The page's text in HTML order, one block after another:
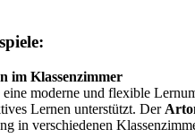
im Klassenzimmer
moderne und flexible
Lernen unterstützt. Der
in verschiedenen